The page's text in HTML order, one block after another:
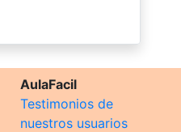
AulaFacil
Testimonios de
nuestros usuarios